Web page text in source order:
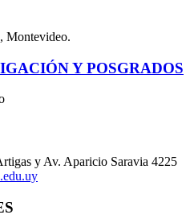
Montevideo.
Y POSGRADOS
y Av. Aparicio Saravia 4225